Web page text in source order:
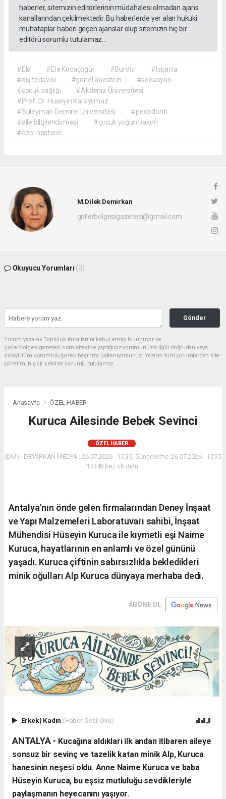
haberler, sitemizin editörlerinin müdahalesi olmadan ajans
kanallarından çekilmektedir. Bu haberlerde yer alan hukuki
muhataplar haberi geçen ajanslar olup sitemizin hiç bir
editörü sorumlu tutulamaz...
#Ela #Ela Kocaçöğür #Burdur
#Isparta
#diş tedavisi
#genel anestezi
#sedasyon
#çocuk sağlığı
#Akdeniz Üniversitesi
#Prof. Dr. Hüseyin Karayılmaz
#Süleyman Demirel Üniversitesi
#pedodonti
#aile bilgilendirmesi
#çocuk yoğun bakım
#özel hastane
M.Dilek Demirkan
gollerbolgesigazetesi@gmail.com
Okuyucu Yorumları (0)
Gönder
Yorum yazarak Topluluk Kuralları’nı kabul etmiş bulunuyor ve
gollerbolgesigazetesi.com sitesine yaptığınız yorumunuzla ilgili doğrudan veya
dolaylı tüm sorumluluğu tek başınıza üstleniyorsunuz. Yazılan tüm yorumlardan site
yönetimi hiçbir şekilde sorumlu tutulamaz.
Anasayfa ÖZEL HABER
Kuruca Ailesinde Bebek Sevinci
ÖZEL HABER
(DM) - DEMİRKAN MEDYA | 26.07.2026 - 15:35, Güncelleme: 26.07.2026 - 15:35
15348 kez okundu.
Antalya’nın önde gelen firmalarından Deney İnşaat
ve Yapı Malzemeleri Laboratuvarı sahibi, İnşaat
Mühendisi Hüseyin Kuruca ile kıymetli eşi Naime
Kuruca, hayatlarının en anlamlı ve özel gününü
yaşadı. Kuruca çiftinin sabırsızlıkla bekledikleri
minik oğulları Alp Kuruca dünyaya merhaba dedi.
ABONE OL
Erkek| Kadın (Haberi Sesli Oku)
ANTALYA - ​ Kucağına aldıkları ilk andan itibaren aileye
sonsuz bir sevinç ve tazelik katan minik Alp, Kuruca
hanesinin neşesi oldu. Anne Naime Kuruca ve baba
Hüseyin Kuruca, bu eşsiz mutluluğu sevdikleriyle
paylaşmanın heyecanını yaşıyor.